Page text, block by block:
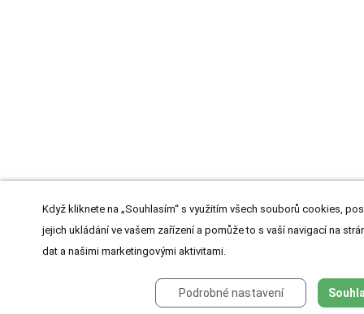
Když kliknete na „Souhlasím“ s využitím všech souborů cookies,
jejich ukládání ve vašem zařízení a pomůže to s vaší navigací na
dat a našimi marketingovými aktivitami.
Podrobné nastavení